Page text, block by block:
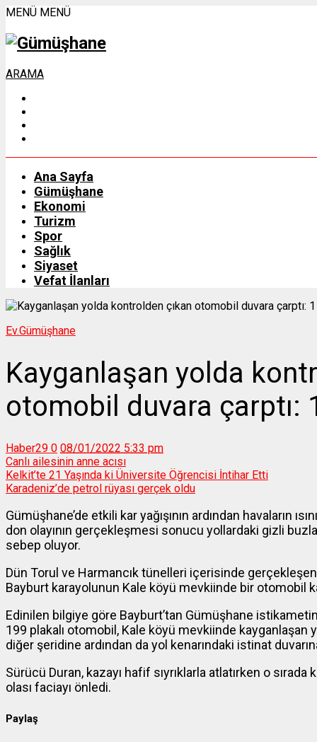
MENÜ MENÜ
ARAMA
Ana Sayfa
Gümüşhane
Ekonomi
Turizm
Spor
Sağlık
Siyaset
Vefat İlanları
Ev.Gümüşhane
Kayganlaşan yolda
otomobil duvara çarptı:
Haber29 0 08/01/2022 5:33 pm
Canlı ailesinin anne acısı
Kelkit’te 21 Yaşında ki Üniversite Öğrencisi İntihar Etti
Karadeniz’de petrol rüyası gerçek oldu
Gümüşhane’de etkili kar yağışının ardından havaların
don olayının gerçekleşmesi sonucu yollardaki gizli
sebep oluyor.
Dün Torul ve Harmancık tünelleri içerisinde
Bayburt karayolunun Kale köyü mevkiinde bir otomobil
Edinilen bilgiye göre Bayburt’tan Gümüşhane
199 plakalı otomobil, Kale köyü mevkiinde
diğer şeridine ardından da yol kenarındaki istinat
Sürücü Duran, kazayı hafif sıyrıklarla atlatırken o
olası faciayı önledi.
Paylaş